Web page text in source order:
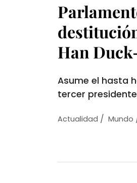
Han
Asume el hasta
tercer
Actualidad / Mundo